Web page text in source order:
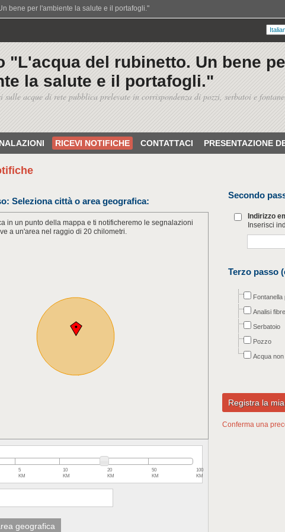
bene per l'ambiente la salute e il portafogli."
"L'acqua del rubinetto. Un bene
la salute e il portafogli."
sulle acque di rete pubblica prelevate in corrispondenza di pozzi, serbatoi e
RICEVI NOTIFICHE CONTATTACI PRESENTAZIONE
Seleziona città o area geografica:
in un punto della mappa e ti notificheremo le segnalazioni
a un'area nel raggio di 20 chilometri.
5
KM
10
KM
20
KM
50
KM
100
KM
Secondo
Indirizzo
Inserisci
Terzo passo
Fontanella
Analisi
Serbatoio
Pozzo
Acqua non
Conferma una